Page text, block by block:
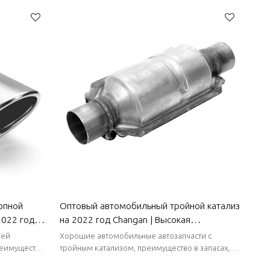
года |
к
Оптовый автомобильный тройной катализ
на 2022 год Changan | Высокая
термостойкость, коррозионная стойкость
и высокая стабильность | Автозапчасти
Хорошие автомобильные автозапчасти с
тройным катализом, преимущество в запасах,